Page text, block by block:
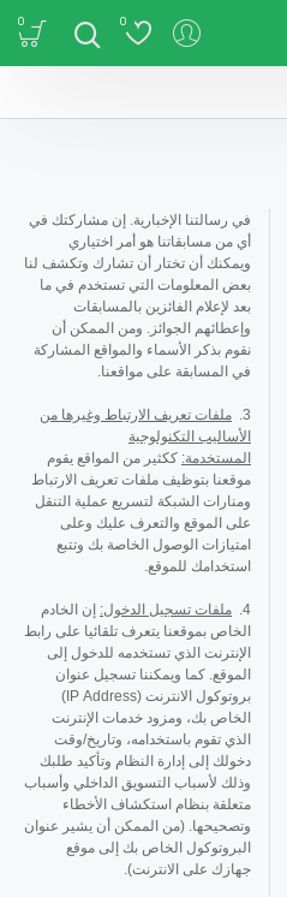
0
0
في رسالتنا الإخبارية. إن مشاركتك في
أي من مسابقاتنا هو أمر اختياري
ويمكنك أن تختار أن تشارك وتكشف لنا
بعض المعلومات التي تستخدم في ما
بعد لإعلام الفائزين بالمسابقات
وإعطائهم الجوائز. ومن الممكن أن
نقوم بذكر الأسماء والمواقع المشاركة
في المسابقة على مواقعنا.
3.
ملفات تعريف الارتباط وغيرها من
الأساليب التكنولوجية
المستخدمة: ككثير من المواقع يقوم
موقعنا بتوظيف ملفات تعريف الارتباط
ومنارات الشبكة لتسريع عملية التنقل
على الموقع والتعرف عليك وعلى
امتيازات الوصول الخاصة بك وتتبع
استخدامك للموقع.
4. ملفات تسجيل الدخول: إن الخادم
الخاص بموقعنا يتعرف تلقائيا على رابط
الإنترنت الذي تستخدمه للدخول إلى
الموقع. كما ويمكننا تسجيل عنوان
بروتوكول الانترنت (IP Address)
الخاص بك، ومزود خدمات الإنترنت
الذي تقوم باستخدامه، وتاريخ/وقت
دخولك إلى إدارة النظام وتأكيد طلبك
وذلك لأسباب التسويق الداخلي وأسباب
متعلقة بنظام استكشاف الأخطاء
وتصحيحها. (من الممكن أن يشير عنوان
البروتوكول الخاص بك إلى موقع
جهازك على الانترنت).